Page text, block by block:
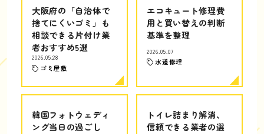
大阪府の「自治体で
捨てにくいゴミ」も
相談できる片付け業
者おすすめ5選
2026.05.28
ゴミ屋敷
エコキュート修理費
用と買い替えの判断
基準を整理
2026.05.07
水道修理
韓国フォトウェディ
ング当日の過ごし
トイレ詰まり解消、
信頼できる業者の選